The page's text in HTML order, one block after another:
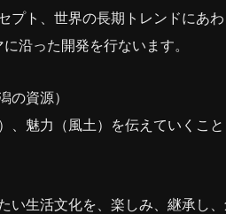
プト、世界の長期トレンドにあわ
沿った開発を行ないます。
の資源）
、魅力（風土）を伝えていくこと
い生活文化を、楽しみ、継承し